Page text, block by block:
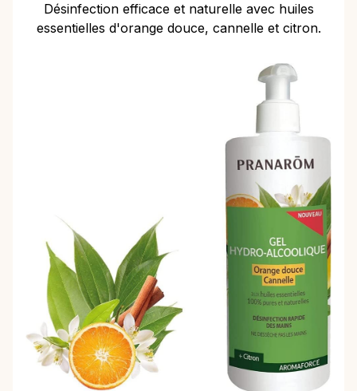
Désinfection efficace et naturelle avec huiles
essentielles d'orange douce, cannelle et citron.